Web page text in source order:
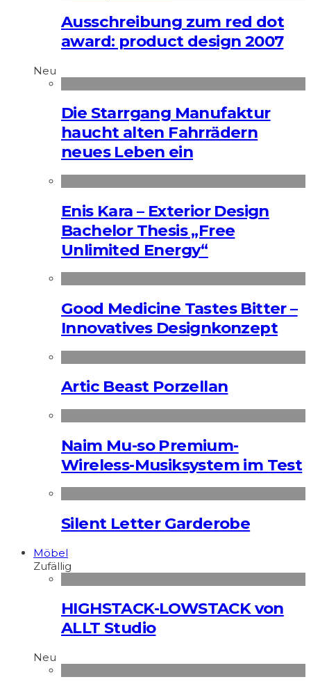
Ausschreibung zum red dot
award: product design 2007
Neu
Die Starrgang Manufaktur
haucht alten Fahrrädern
neues Leben ein
Enis Kara – Exterior Design
Bachelor Thesis „Free
Unlimited Energy“
Good Medicine Tastes Bitter –
Innovatives Designkonzept
Artic Beast Porzellan
Naim Mu-so Premium-
Wireless-Musiksystem im Test
Silent Letter Garderobe
Möbel
Zufällig
HIGHSTACK-LOWSTACK von
ALLT Studio
Neu